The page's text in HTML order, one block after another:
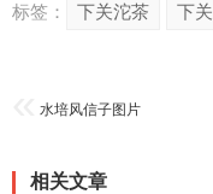
标签： 下关沱茶 下关
水培风信子图片
相关文章